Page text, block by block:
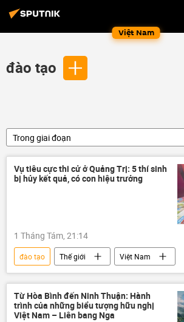
Việt Nam
đào tạo
Trong giai đoạn
Vụ tiêu cực thi cử ở Quảng Trị: 5 thí sinh
bị hủy kết quả, có con hiệu trưởng
1 Tháng Tám, 21:14
đào tạo Thế giới
Việt Nam
Văn hóa
Bộ Giáo dục và Đào Tạo
sáng tạo
Từ Hòa Bình đến Ninh Thuận: Hành
trình của những biểu tượng hữu nghị
Việt Nam – Liên bang Nga